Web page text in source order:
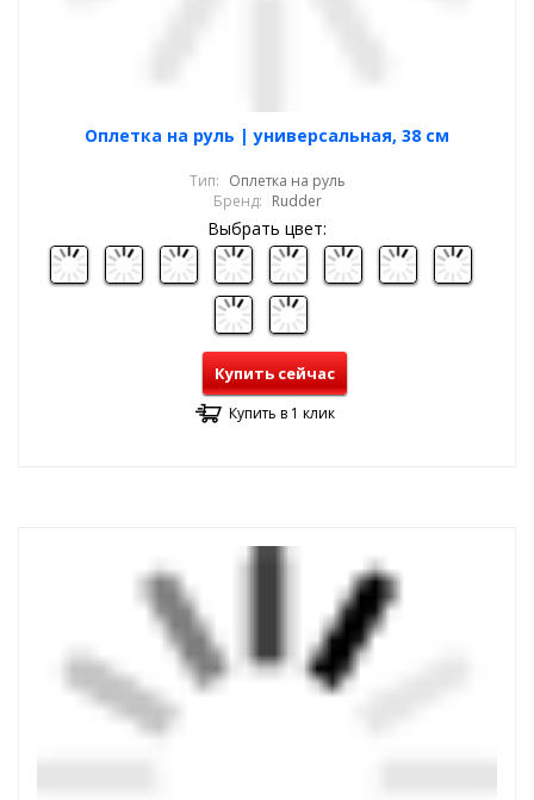
Оплетка на руль | универсальная, 38 см
Тип: Оплетка на руль
Бренд: Rudder
Выбрать цвет:
Купить сейчас
Купить в 1 клик